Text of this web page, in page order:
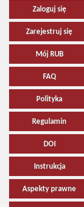
Zaloguj się
Zarejestruj się
Mój RUB
FAQ
Polityka
Regulamin
DOI
Instrukcja
Aspekty prawne